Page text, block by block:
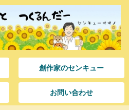
創作家のセンキュー
お問い合わせ